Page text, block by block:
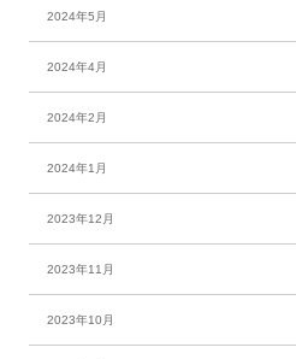
2024年5月
2024年4月
2024年2月
2024年1月
2023年12月
2023年11月
2023年10月